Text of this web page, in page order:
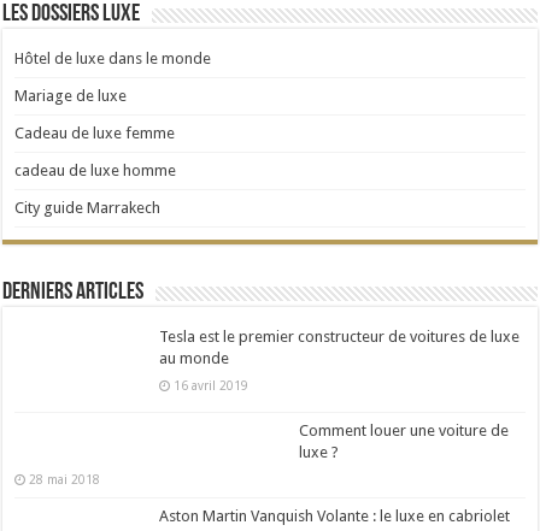
Les dossiers Luxe
Hôtel de luxe dans le monde
Mariage de luxe
Cadeau de luxe femme
cadeau de luxe homme
City guide Marrakech
Derniers articles
Tesla est le premier constructeur de voitures de luxe
au monde
16 avril 2019
Comment louer une voiture de
luxe ?
28 mai 2018
Aston Martin Vanquish Volante : le luxe en cabriolet